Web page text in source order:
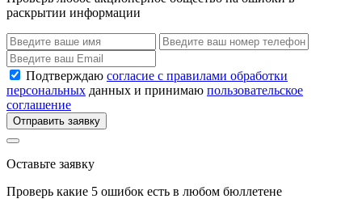
раскрытии информации
Подтверждаю согласие с правилами обработки
персональных данных и принимаю пользовательское
соглашение
Отправить заявку
Оставьте заявку
Проверь какие 5 ошибок есть в любом бюллетене